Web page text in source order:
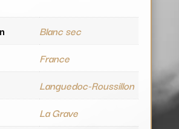
Blanc sec
France
Languedoc-Roussillon
La Grave